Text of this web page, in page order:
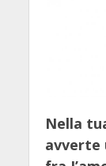
Nella
avverte